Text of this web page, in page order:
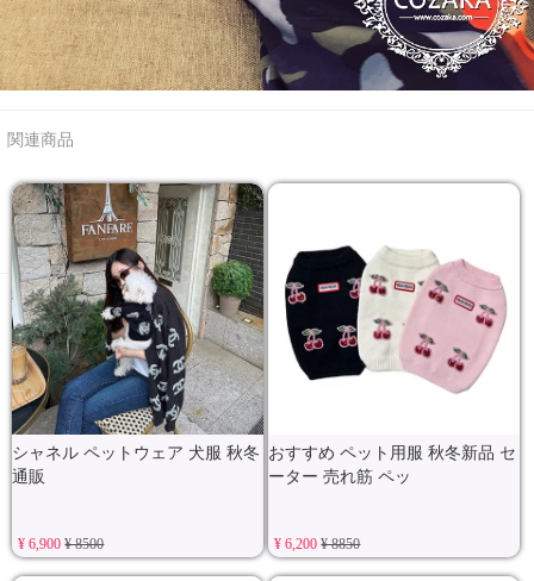
関連商品
シャネル ペットウェア 犬服 秋冬
通販
¥ 6,900¥ 8500
おすすめ ペット用服 秋冬新品 セ
ーター 売れ筋 ペッ
¥ 6,200¥ 8850